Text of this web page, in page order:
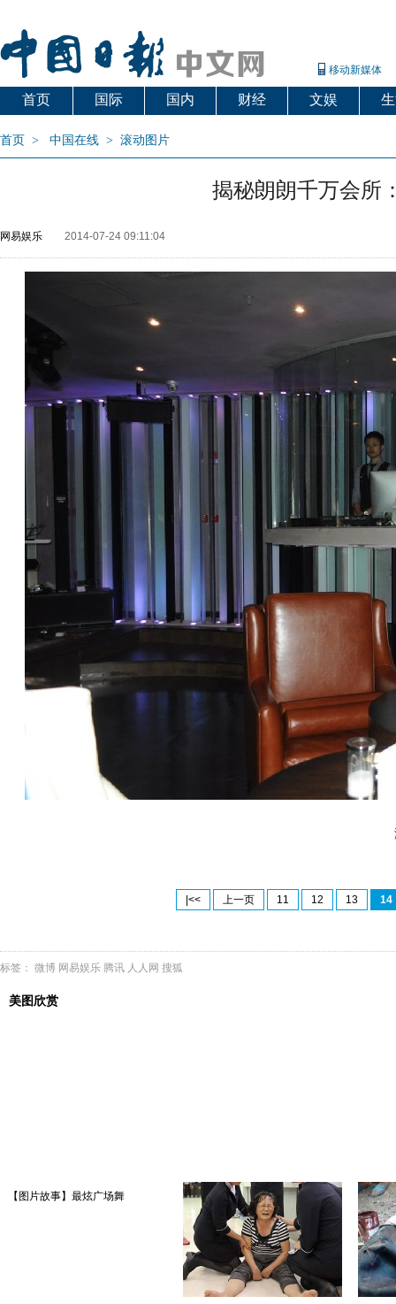
移动新媒体
首页 国际 国内 财经 文娱
首页 > 中国在线 > 滚动图片
揭秘朗朗千万会所
网易娱乐 2014-07-24 09:11:04
|<< 上一页 11 12 13 14
标签： 微博 网易娱乐 腾讯 人人网 搜狐
美图欣赏
【图片故事】最炫广场舞